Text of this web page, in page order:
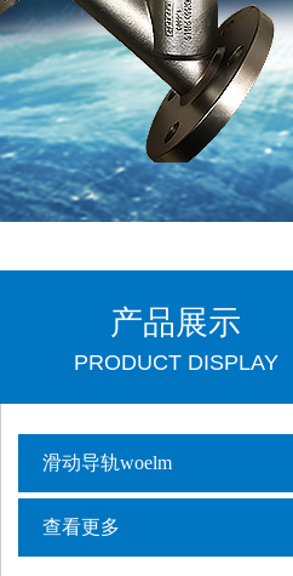
产品展示
PRODUCT DISPLAY
滑动导轨woelm
查看更多